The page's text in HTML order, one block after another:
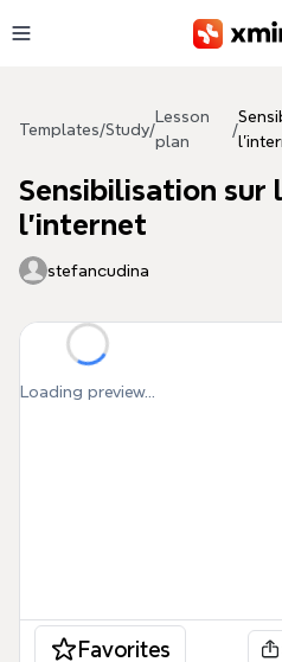
Templates/Study/
Lesson
plan
/
Sensibilisation sur
l'internet
stefancudina
Loading preview...
Favorites